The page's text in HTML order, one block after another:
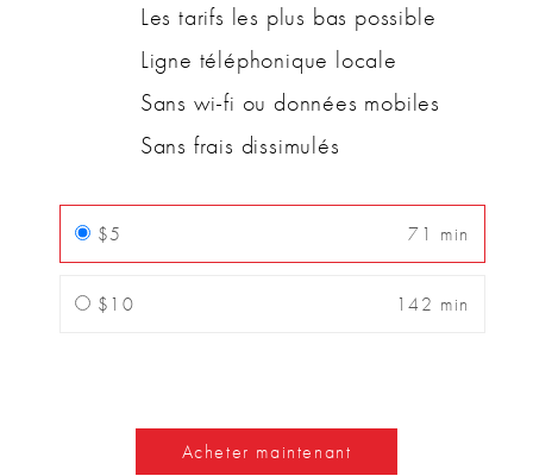
Les tarifs les plus bas possible
Ligne téléphonique locale
Sans wi-fi ou données mobiles
Sans frais dissimulés
$5 71 min
$10 142 min
Acheter maintenant